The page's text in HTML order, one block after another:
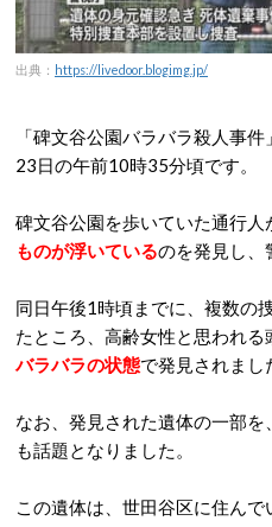
出典： https://livedoor.blogimg.jp/
「碑文谷公園バラバラ殺人事
23日の午前10時35分頃です。
碑文谷公園を歩いていた通行人
ものが浮いているのを発見し、
同日午後1時頃までに、複数の
たところ、高齢女性と思われ
バラバラの状態で発見されまし
なお、発見された遺体の一部
も話題となりました。
この遺体は、世田谷区に住んで